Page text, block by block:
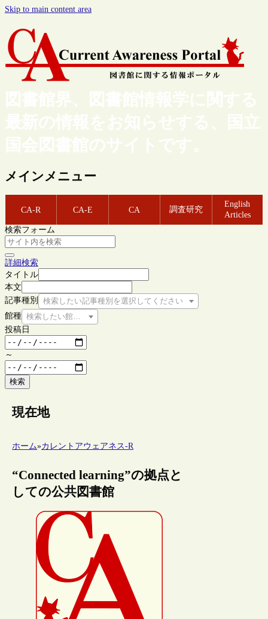
Skip to main content area
図書館界、図書館情報学に関する
最新の情報をお知らせする、国立
国会図書館のサイトです。
メインメニュー
CA-R CA-E CA 調査研究
English
Articles
検索フォーム
詳細検索
タイトル
本文
記事種別
検索したい記事種別を選択してください
館種 検索したい館種を選択してください
投稿日
～
検索
現在地
ホーム»カレントアウェアネス-R
“Connected learning”の拠点と
しての公共図書館